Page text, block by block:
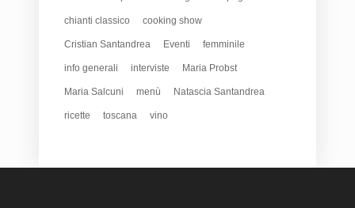
chianti classico cooking show
Cristian Santandrea Eventi femminile
info generali interviste Maria Probst
Maria Salcuni menù Natascia Santandrea
ricette toscana vino